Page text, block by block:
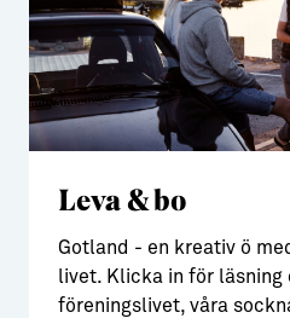
Leva & bo
Gotland - en kreativ ö
livet. Klicka in för läsning
föreningslivet, våra